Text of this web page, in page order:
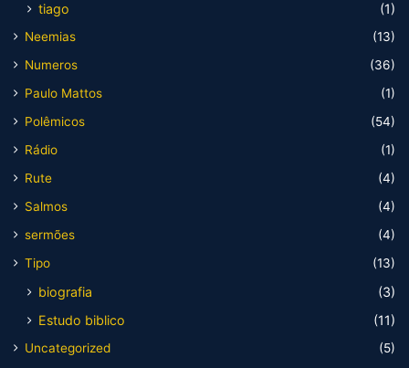
tiago
(1)
Neemias
(13)
Numeros
(36)
Paulo Mattos
(1)
Polêmicos
(54)
Rádio
(1)
Rute
(4)
Salmos
(4)
sermões
(4)
Tipo
(13)
biografia
(3)
Estudo biblico
(11)
Uncategorized
(5)